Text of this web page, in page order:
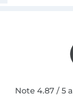
Note 4.87 / 5